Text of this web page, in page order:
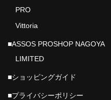
ご利用ガイド
店舗ホームページ
PRO
Vittoria
■ASSOS PROSHOP NAGOYA
LIMITED
■ショッピングガイド
■プライバシーポリシー